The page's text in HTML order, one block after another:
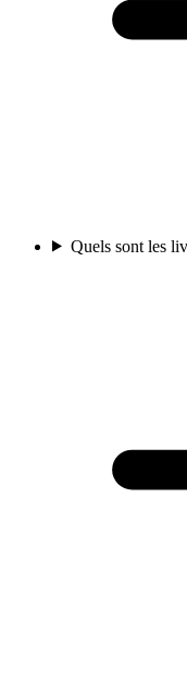
Quels sont les